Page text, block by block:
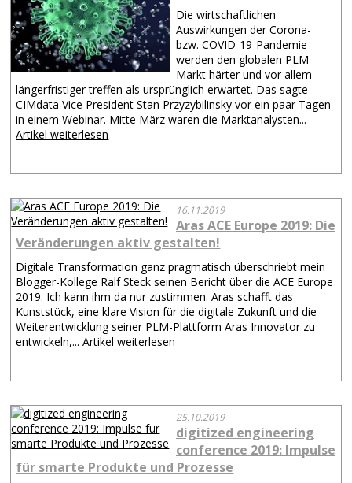
Die wirtschaftlichen
Auswirkungen der Corona-
bzw. COVID-19-Pandemie
werden den globalen PLM-
Markt härter und vor allem
längerfristiger treffen als ursprünglich erwartet. Das sagte
CIMdata Vice President Stan Przyzybilinsky vor ein paar Tagen
in einem Webinar. Mitte März waren die Marktanalysten...
Artikel weiterlesen
16.11.2019
Aras ACE Europe 2019: Die
Veränderungen aktiv gestalten!
Digitale Transformation ganz pragmatisch überschriebt mein
Blogger-Kollege Ralf Steck seinen Bericht über die ACE Europe
2019. Ich kann ihm da nur zustimmen. Aras schafft das
Kunststück, eine klare Vision für die digitale Zukunft und die
Weiterentwicklung seiner PLM-Plattform Aras Innovator zu
entwickeln,...Artikel weiterlesen
25.10.2019
digitized engineering
conference 2019: Impulse
für smarte Produkte und Prozesse